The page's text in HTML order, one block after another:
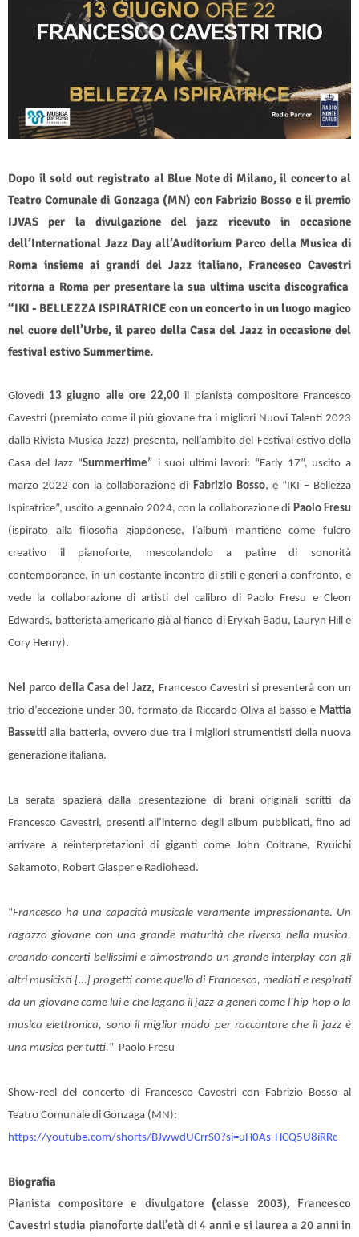
Dopo il sold out registrato al Blue Note di Milano, il concerto al
Teatro Comunale di Gonzaga (MN) con Fabrizio Bosso e il premio
IJVAS per la divulgazione del jazz ricevuto in occasione
dell’International Jazz Day all’Auditorium Parco della Musica di
Roma insieme ai grandi del Jazz italiano, Francesco Cavestri
ritorna a Roma per presentare la sua ultima uscita discografica
“IKI - BELLEZZA ISPIRATRICE con un concerto in un luogo magico
nel cuore dell’Urbe, il parco della Casa del Jazz in occasione del
festival estivo Summertime.
Giovedì 13 giugno alle ore 22,00 il pianista compositore Francesco
Cavestri (premiato come il più giovane tra i migliori Nuovi Talenti 2023
dalla Rivista Musica Jazz) presenta, nell’ambito del Festival estivo della
Casa del Jazz “Summertime” i suoi ultimi lavori: “Early 17”, uscito a
marzo 2022 con la collaborazione di Fabrizio Bosso, e “IKI – Bellezza
Ispiratrice”, uscito a gennaio 2024, con la collaborazione di Paolo Fresu
(ispirato alla filosofia giapponese, l’album mantiene come fulcro
creativo il pianoforte, mescolandolo a patine di sonorità
contemporanee, in un costante incontro di stili e generi a confronto, e
vede la collaborazione di artisti del calibro di Paolo Fresu e Cleon
Edwards, batterista americano già al fianco di Erykah Badu, Lauryn Hill e
Cory Henry).
Nel parco della Casa del Jazz, Francesco Cavestri si presenterà con un
trio d’eccezione under 30, formato da Riccardo Oliva al basso e Mattia
Bassetti alla batteria, ovvero due tra i migliori strumentisti della nuova
generazione italiana.
La serata spazierà dalla presentazione di brani originali scritti da
Francesco Cavestri, presenti all’interno degli album pubblicati, fino ad
arrivare a reinterpretazioni di giganti come John Coltrane, Ryuichi
Sakamoto, Robert Glasper e Radiohead.
“Francesco ha una capacità musicale veramente impressionante. Un
ragazzo giovane con una grande maturità che riversa nella musica,
creando concerti bellissimi e dimostrando un grande interplay con gli
altri musicisti […] progetti come quello di Francesco, mediati e respirati
da un giovane come lui e che legano il jazz a generi come l’hip hop o la
musica elettronica, sono il miglior modo per raccontare che il jazz è
una musica per tutti.” Paolo Fresu
Show-reel del concerto di Francesco Cavestri con Fabrizio Bosso al
Teatro Comunale di Gonzaga (MN):
https://youtube.com/shorts/BJwwdUCrrS0?si=uH0As-HCQ5U8iRRc
Biografia
Pianista compositore e divulgatore (classe
2003), Francesco
Cavestri studia pianoforte dall’età di 4 anni e si laurea a 20 anni in